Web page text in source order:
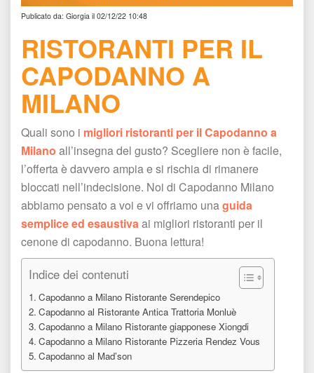
Publicato da: Giorgia il 02/12/22 10:48
RISTORANTI PER IL
CAPODANNO A
MILANO
Quali sono i migliori ristoranti per il Capodanno a
Milano all’insegna del gusto? Scegliere non è facile,
l’offerta è davvero ampia e si rischia di rimanere
bloccati nell’indecisione. Noi di Capodanno Milano
abbiamo pensato a voi e vi offriamo una guida
emplice ed esaustiva ai migliori ristoranti per il
cenone di capodanno. Buona lettura!
Indice dei contenuti
Capodanno a Milano Ristorante Serendepico
Capodanno al Ristorante Antica Trattoria Monluè
Capodanno a Milano Ristorante giapponese Xiongdi
Capodanno a Milano Ristorante Pizzeria Rendez Vou
Capodanno al Mad’son